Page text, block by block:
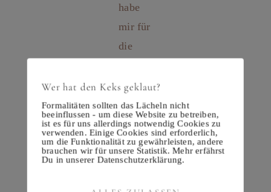
Wer hat den Keks geklaut?
Formalitäten sollten das Lächeln nicht
beeinflussen - um diese Website zu betreiben,
ist es für uns allerdings notwendig Cookies zu
verwenden. Einige Cookies sind erforderlich,
um die Funktionalität zu gewährleisten, andere
brauchen wir für unsere Statistik. Mehr erfährst
Du in unserer Datenschutzerklärung.